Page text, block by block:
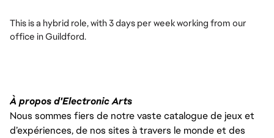
This is a hybrid role, with 3 days per week working from our
office in Guildford.
À propos d'Electronic Arts
Nous sommes fiers de notre vaste catalogue de jeux et
d’expériences, de nos sites à travers le monde et des